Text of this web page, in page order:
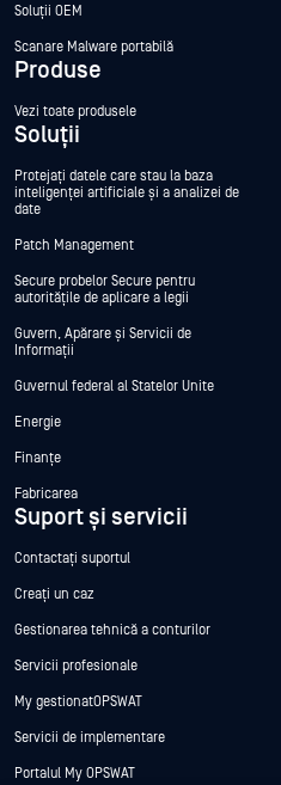
Soluții OEM
Scanare Malware portabilă
Produse
Vezi toate produsele
Soluții
Protejați datele care stau la baza
inteligenței artificiale și a analizei de
date
Patch Management
Secure probelor Secure pentru
autoritățile de aplicare a legii
Guvern, Apărare și Servicii de
Informații
Guvernul federal al Statelor Unite
Energie
Finanțe
Fabricarea
Suport și servicii
Contactați suportul
Creați un caz
Gestionarea tehnică a conturilor
Servicii profesionale
My gestionatOPSWAT
Servicii de implementare
Portalul My OPSWAT